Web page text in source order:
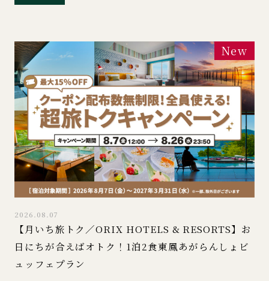
New
2026.08.07
【月いち旅トク／ORIX HOTELS & RESORTS】お
日にちが合えばオトク！1泊2食東鳳あがらんしょビ
ュッフェプラン